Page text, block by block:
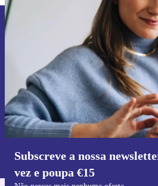
Subscreve a nossa
Subscreve a nossa
primeira vez e
Não percas mais
Pedir
nossaPolítica de Privacidade.